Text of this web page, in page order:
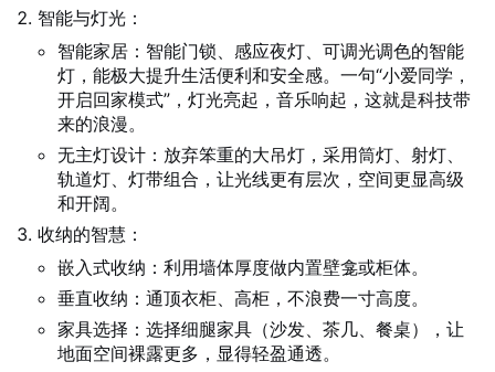
智能与灯光：
智能家居：智能门锁、感应夜灯、可调光调色的智能
灯，能极大提升生活便利和安全感。一句“小爱同学，
开启回家模式”，灯光亮起，音乐响起，这就是科技带
来的浪漫。
无主灯设计：放弃笨重的大吊灯，采用筒灯、射灯、
轨道灯、灯带组合，让光线更有层次，空间更显高级
和开阔。
收纳的智慧：
嵌入式收纳：利用墙体厚度做内置壁龛或柜体。
垂直收纳：通顶衣柜、高柜，不浪费一寸高度。
家具选择：选择细腿家具（沙发、茶几、餐桌），让
地面空间裸露更多，显得轻盈通透。